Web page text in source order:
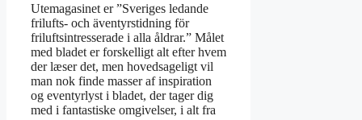
Utemagasinet er ”Sveriges ledande
frilufts- och äventyrstidning för
friluftsintresserade i alla åldrar.” Målet
med bladet er forskelligt alt efter hvem
der læser det, men hovedsageligt vil
man nok finde masser af inspiration
og eventyrlyst i bladet, der tager dig
med i fantastiske omgivelser, i alt fra